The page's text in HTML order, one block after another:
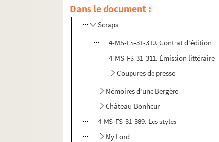
Dans le document :
Dictionnaire du snobisme
Scraps
4-MS-FS-31-310. Contrat d'édition
4-MS-FS-31-311. Émission littéraire
Coupures de presse
Mémoires d'une Bergère
Château-Bonheur
4-MS-FS-31-389. Les styles
My Lord